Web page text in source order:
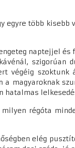
egyre több
naptejjel
végéig
magyaroknak
hatalmas
régóta
elég